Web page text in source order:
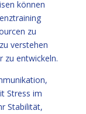
können
zu
verstehen
zu entwickeln.
Stress im
Stabilität,